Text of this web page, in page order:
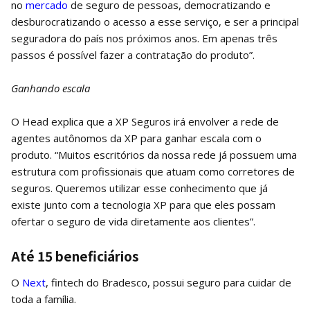
no mercado de seguro de pessoas, democratizando e
desburocratizando o acesso a esse serviço, e ser a principal
seguradora do país nos próximos anos. Em apenas três
passos é possível fazer a contratação do produto”.
Ganhando escala
O Head explica que a XP Seguros irá envolver a rede de
agentes autônomos da XP para ganhar escala com o
produto. “Muitos escritórios da nossa rede já possuem uma
estrutura com profissionais que atuam como corretores de
seguros. Queremos utilizar esse conhecimento que já
existe junto com a tecnologia XP para que eles possam
ofertar o seguro de vida diretamente aos clientes”.
Até 15 beneficiários
O Next, fintech do Bradesco, possui seguro para cuidar de
toda a família.